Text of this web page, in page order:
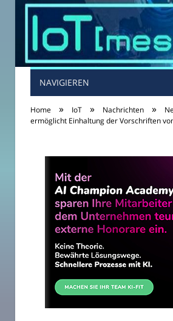
NAVIGIEREN
Home » IoT » Nachrichten »
ermöglicht Einhaltung der Vorschriften